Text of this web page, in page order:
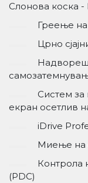
Слонова коска -
Греење
Црно
Систем за
екран осетлив
iDrive
Миење на
Контрола
(PDC)